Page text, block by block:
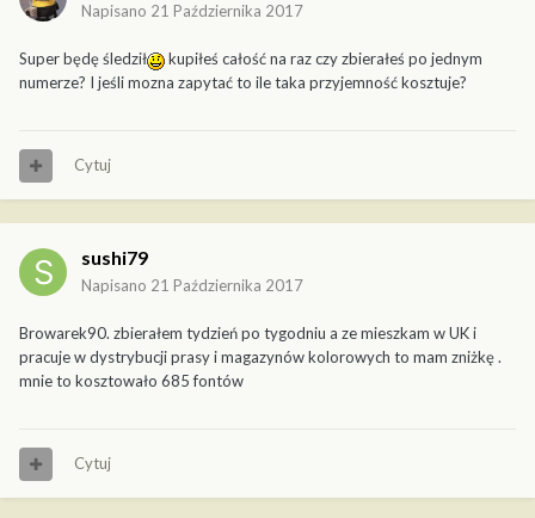
Napisano 21 Października 2017
Super będę śledził
kupiłeś całość na raz czy zbierałeś po jednym
numerze? I jeśli mozna zapytać to ile taka przyjemność kosztuje?
Cytuj
sushi79
Napisano 21 Października 2017
Browarek90. zbierałem tydzień po tygodniu a ze mieszkam w UK i
pracuje w dystrybucji prasy i magazynów kolorowych to mam zniżkę .
mnie to kosztowało 685 fontów
Cytuj